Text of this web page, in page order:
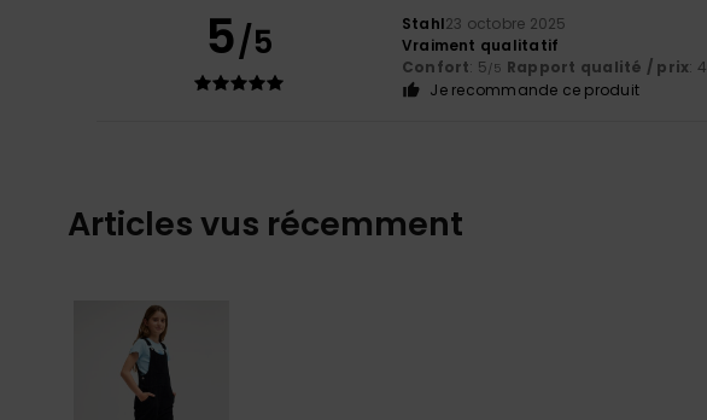
5/5 Stahl23 octobre 2025
Vraiment qualitatif
Confort: 5/5 Rapport qualité / prix: 4
Je recommande ce produit
Articles vus récemment